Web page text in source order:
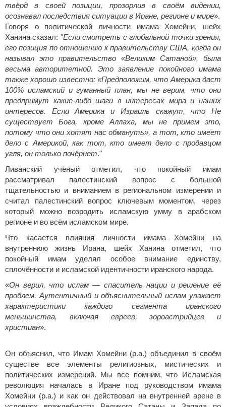
твёрд в своей позиции, прозорлив в своём видении,
осознавал последствия ситуации в Иране, регионе и мире».
Говоря о политической личности имама Хомейни, шейх
Ханина сказал: "Если смотреть с глобальной точки зрения,
его позиция по отношению к правительству США, когда он
называл это правительство «Великим Сатаной», была
весьма авторитетной. Это заявление покойного имама
также хорошо известно: «Предположим, что Америка даст
100% исламский и гуманный план, мы не верим, что они
предпримут какие-либо шаги в интересах мира и наших
интересов. Если Америка и Израиль скажут, что Не
существует Бога, кроме Аллаха, мы не примем это,
потому что они хотят нас обмануть», а тот, кто имеет
дело с Америкой, как тот, кто имеет дело с продавцом
угля, он только почёрнет."
Ливанский учёный отметил, что покойный имам
рассматривал палестинский вопрос с большой
тщательностью и вниманием в региональном измерении и
считал палестинский вопрос ключевым моментом, через
который можно возродить исламскую умму в арабском
регионе и во всём исламском мире.
Что касается влияния личности имама Хомейни на
внутреннюю жизнь Ирана, шейх Ханина отметил, что
покойный имам уделял особое внимание единству,
сплочённости и исламской идентичности иранского народа.
«Он верил, что ислам — спаситель нации и решение её
проблем. Аутентичный и объяснительный ислам уважает
характеристики каждого сегмента иранского
меньшинства, включая евреев, зороастрийцев и
христиан».
Он объяснил, что Имам Хомейни (р.а.) объединил в своём
существе все элементы религиозных, мистических и
политических измерений. Мы все помним, что Исламская
революция началась в Иране под руководством имама
Хомейни (р.а.) и как он действовал на внутренней арене в